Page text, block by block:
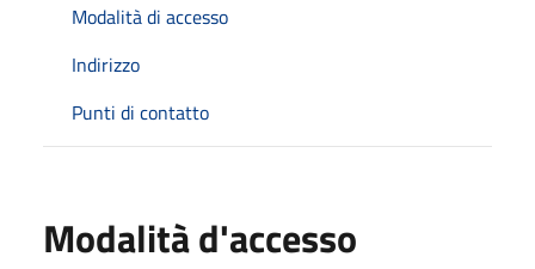
Modalità di accesso
Indirizzo
Punti di contatto
Modalità d'accesso